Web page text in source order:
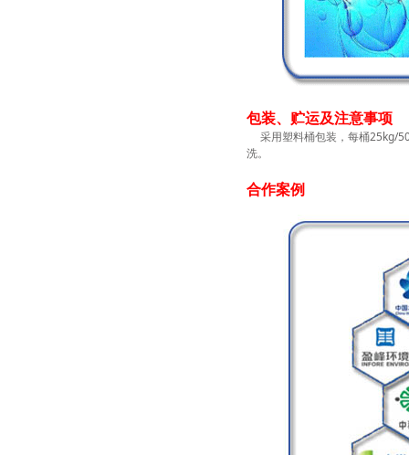
包装、贮运及注意事项
采用塑料桶包装，每桶25kg/
洗。
合作案例